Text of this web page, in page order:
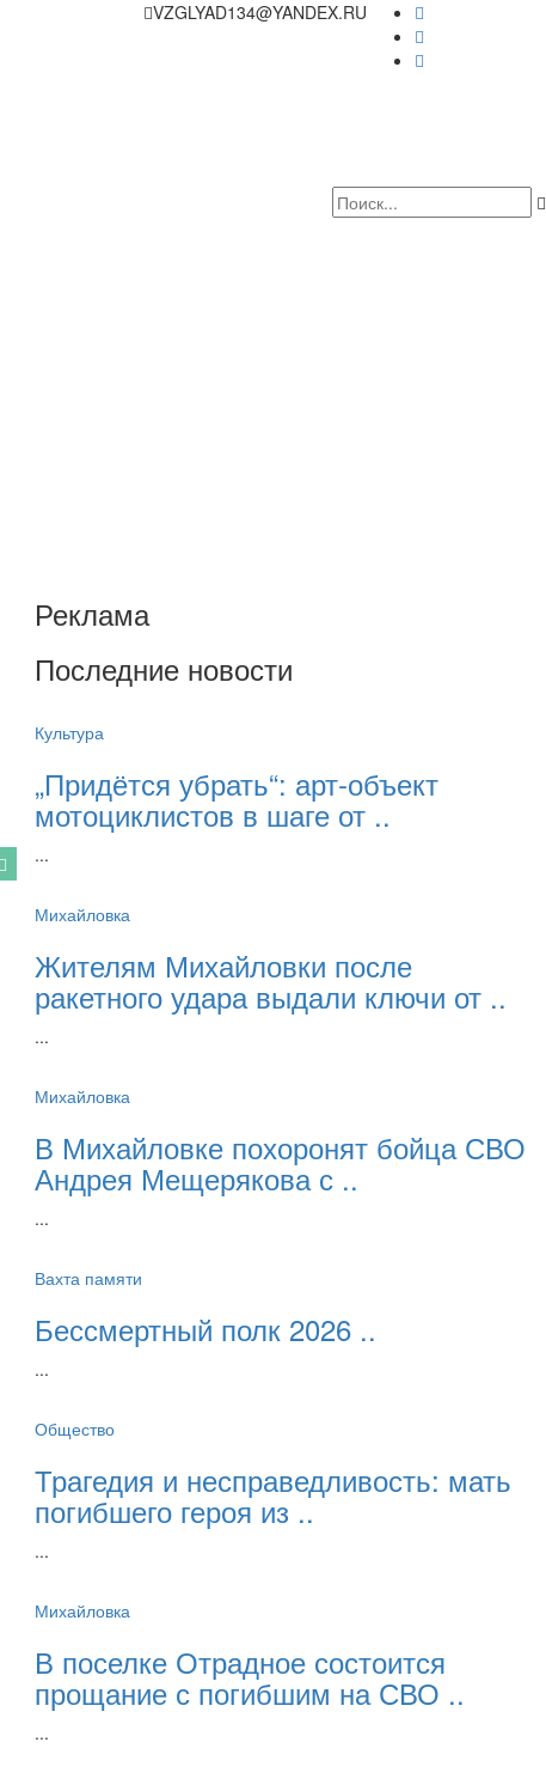
VZGLYAD134@YANDEX.RU
Реклама
Последние новости
Культура
„Придётся убрать“: арт‑объект
мотоциклистов в шаге от ..
...
Михайловка
Жителям Михайловки после
ракетного удара выдали ключи от ..
...
Михайловка
В Михайловке похоронят бойца СВО
Андрея Мещерякова с ..
...
Вахта памяти
Бессмертный полк 2026 ..
...
Общество
Трагедия и несправедливость: мать
погибшего героя из ..
...
Михайловка
В поселке Отрадное состоится
прощание с погибшим на СВО ..
...